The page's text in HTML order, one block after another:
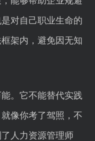
对自己职业生命的
架内，避免因无知
。它不能替代实践
像你考了驾照，不
人力资源管理师